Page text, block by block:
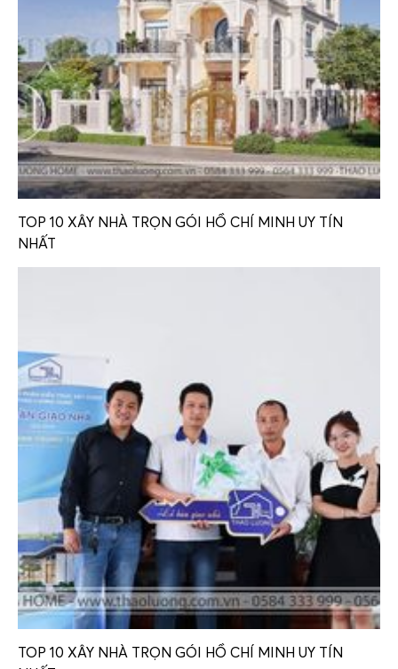
TOP 10 XÂY NHÀ TRỌN GÓI HỒ CHÍ MINH UY TÍN
NHẤT
TOP 10 XÂY NHÀ TRỌN GÓI HỒ CHÍ MINH UY TÍN